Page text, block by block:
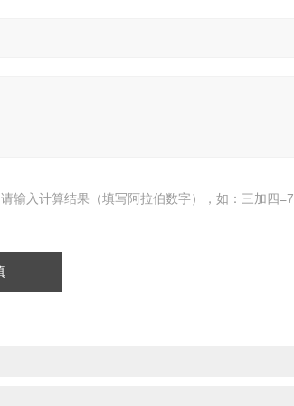
请输入计算结果（填写阿拉伯数字），如：三加四=7